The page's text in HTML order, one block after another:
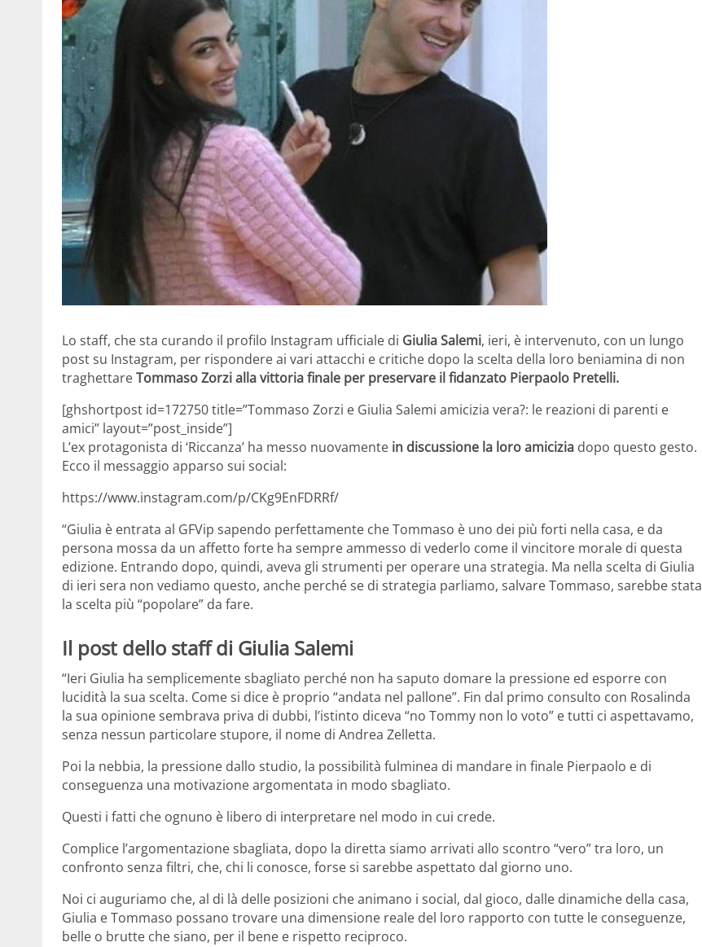
Lo staff, che sta curando il profilo Instagram ufficiale di Giulia Salemi, ieri, è intervenuto, con un lungo
post su Instagram, per rispondere ai vari attacchi e critiche dopo la scelta della loro beniamina di non
traghettareTommaso Zorzi alla vittoria finale per preservare il fidanzato Pierpaolo Pretelli.
[ghshortpost id=172750 title=”Tommaso Zorzi e Giulia Salemi amicizia vera?: le reazioni di parenti e
amici” layout=”post_inside”]
L’ex protagonista di ‘Riccanza’ ha messo nuovamente in discussione la loro amicizia dopo questo gesto.
Ecco il messaggio apparso sui social:
https://www.instagram.com/p/CKg9EnFDRRf/
“Giulia è entrata al GFVip sapendo perfettamente che Tommaso è uno dei più forti nella casa, e da
persona mossa da un affetto forte ha sempre ammesso di vederlo come il vincitore morale di questa
edizione. Entrando dopo, quindi, aveva gli strumenti per operare una strategia. Ma nella scelta di Giulia
di ieri sera non vediamo questo, anche perché se di strategia parliamo, salvare Tommaso, sarebbe stata
la scelta più “popolare” da fare.
Il post dello staff di Giulia Salemi
“Ieri Giulia ha semplicemente sbagliato perché non ha saputo domare la pressione ed esporre con
lucidità la sua scelta. Come si dice è proprio “andata nel pallone”. Fin dal primo consulto con Rosalinda
la sua opinione sembrava priva di dubbi, l’istinto diceva “no Tommy non lo voto” e tutti ci aspettavamo,
senza nessun particolare stupore, il nome di Andrea Zelletta.
Poi la nebbia, la pressione dallo studio, la possibilità fulminea di mandare in finale Pierpaolo e di
conseguenza una motivazione argomentata in modo sbagliato.
Questi i fatti che ognuno è libero di interpretare nel modo in cui crede.
Complice l’argomentazione sbagliata, dopo la diretta siamo arrivati allo scontro “vero” tra loro, un
confronto senza filtri, che, chi li conosce, forse si sarebbe aspettato dal giorno uno.
Noi ci auguriamo che, al di là delle posizioni che animano i social, dal gioco, dalle dinamiche della casa,
Giulia e Tommaso possano trovare una dimensione reale del loro rapporto con tutte le conseguenze,
belle o brutte che siano, per il bene e rispetto reciproco.